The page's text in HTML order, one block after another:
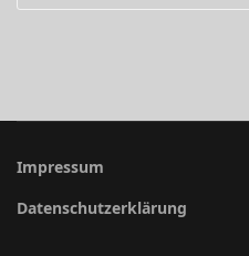
Impressum
Datenschutzerklärung